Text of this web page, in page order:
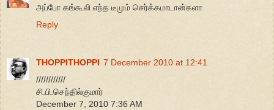
அப்போ கங்கூலி எந்த டீமும் செர்க்கமாடான்களா
Reply
THOPPITHOPPI 7 December 2010 at 12:41
////////////
சி.பி.செந்தில்குமார்
December 7, 2010 7:36 AM